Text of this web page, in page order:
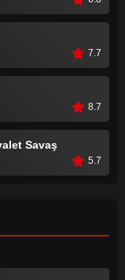
7.7
8.7
Savaş
5.7